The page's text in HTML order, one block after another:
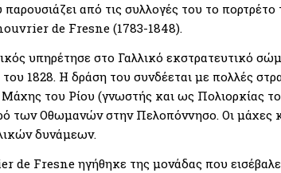
από τις συλλογές του το
de Fresne (1783-1848).
υπηρέτησε στο Γαλλικό εκστρατευτικό
1828. Η δράση του συνδέεται με πολλές
Μάχης του Ρίου (γνωστής και ως Πολιορκίας
των Οθωμανών στην Πελοπόννησο. Οι μάχες
δυνάμεων.
de Fresne ηγήθηκε της μονάδας που